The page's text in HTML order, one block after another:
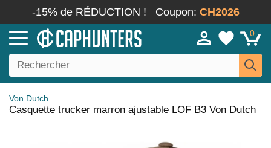
-15% de RÉDUCTION ! Coupon: CH2026
0
Von Dutch
Casquette trucker marron ajustable LOF B3 Von Dutch